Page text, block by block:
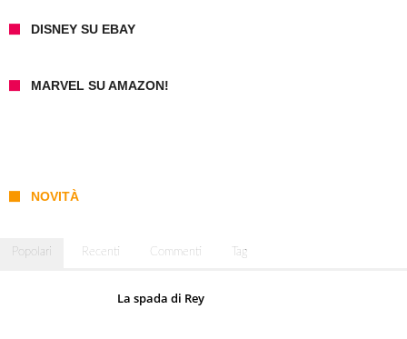
DISNEY SU EBAY
MARVEL SU AMAZON!
NOVITÀ
Popolari Recenti Commenti Tag
La spada di Rey